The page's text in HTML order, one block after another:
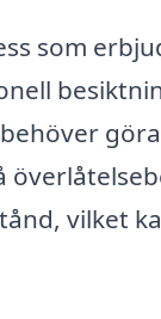
som
vilket